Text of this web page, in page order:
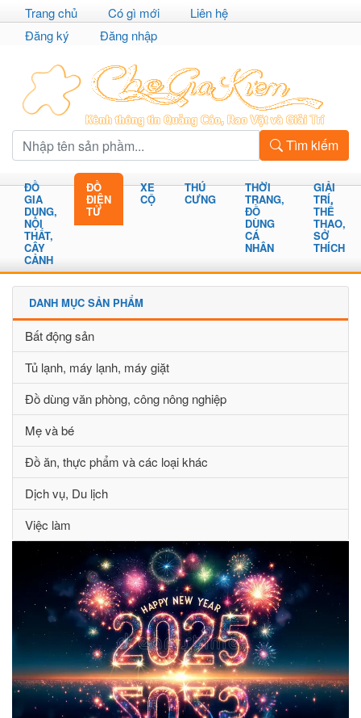
Trang chủ Có gì mới
Liên hệ
Đăng ký
Đăng nhập
Tìm kiếm
ĐỒ
GIA
DỤNG,
NỘI
THẤT,
CÂY
CẢNH
ĐỒ
ĐIỆN
TỬ
XE
CỘ
THÚ
CƯNG
THỜI
TRANG,
ĐỒ
DÙNG
CÁ
NHÂN
GIẢI
TRÍ,
THỂ
THAO,
SỞ
THÍCH
DANH MỤC SẢN PHẨM
Bất động sản
Tủ lạnh, máy lạnh, máy giặt
Đồ dùng văn phòng, công nông nghiệp
Mẹ và bé
Đồ ăn, thực phẩm và các loại khác
Dịch vụ, Du lịch
Việc làm